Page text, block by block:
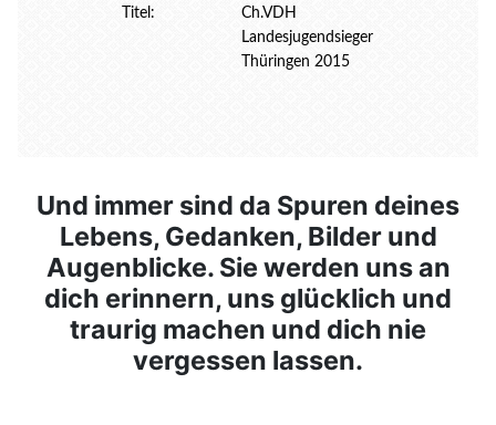
Titel:
Ch.VDH
Landesjugendsieger
Thüringen 2015
Und immer sind da Spuren deines
Lebens, Gedanken, Bilder und
Augenblicke. Sie werden uns an
dich erinnern, uns glücklich und
traurig machen und dich nie
vergessen lassen.